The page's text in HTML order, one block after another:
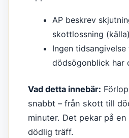
AP beskrev
skottlossning (källa)
Ingen
dödsögonblick har
Vad detta innebär:
snabbt – från skott till
minuter. Det pekar på en
dödlig träff.